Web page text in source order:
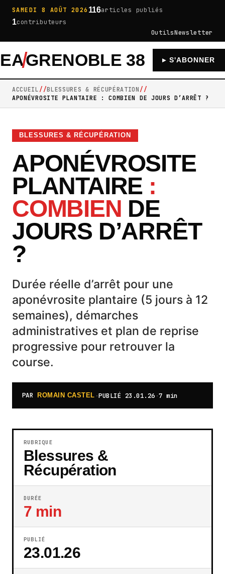
SAMEDI 8 AOÛT 2026116articles publiés
1contributeurs
OutilsNewsletter
EAGRENOBLE 38 À LA UNE
▸ S'ABONNER
ACCUEIL
BLESSURES & RÉCUPÉRATION
APONÉVROSITE PLANTAIRE : COMBIEN DE JOURS D’ARRÊT ?
BLESSURES & RÉCUPÉRATION
APONÉVROSITE
PLANTAIRE :
COMBIEN DE
JOURS D’ARRÊT
?
Durée réelle d’arrêt pour une
aponévrosite plantaire (5 jours à 12
semaines), démarches
administratives et plan de reprise
progressive pour retrouver la
course.
PAR ROMAIN CASTEL ·PUBLIÉ 23.01.26 ·7 min
RUBRIQUE
Blessures &
Récupération
DURÉE
7 min
PUBLIÉ
23.01.26